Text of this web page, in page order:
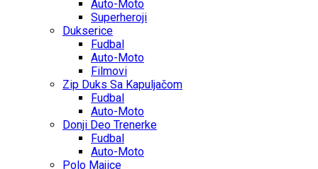
Auto-Moto
Superheroji
Dukserice
Fudbal
Auto-Moto
Filmovi
Zip Duks Sa Kapuljačom
Fudbal
Auto-Moto
Donji Deo Trenerke
Fudbal
Auto-Moto
Polo Majice